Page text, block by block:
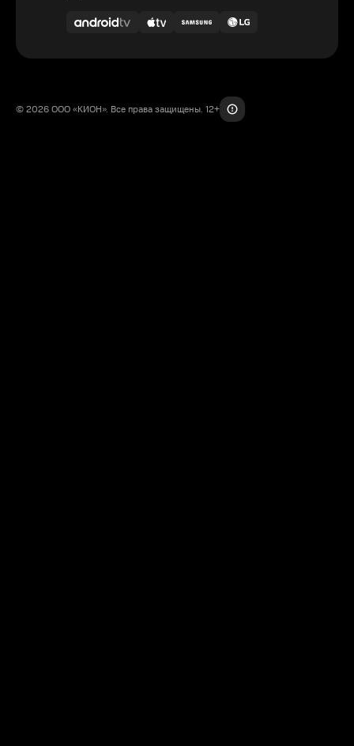
© 2026 ООО «КИОН». Все права защищены. 12+